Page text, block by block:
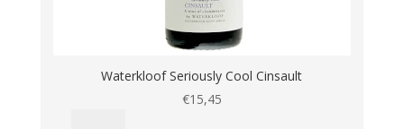
Waterkloof Seriously Cool Cinsault
€15,45